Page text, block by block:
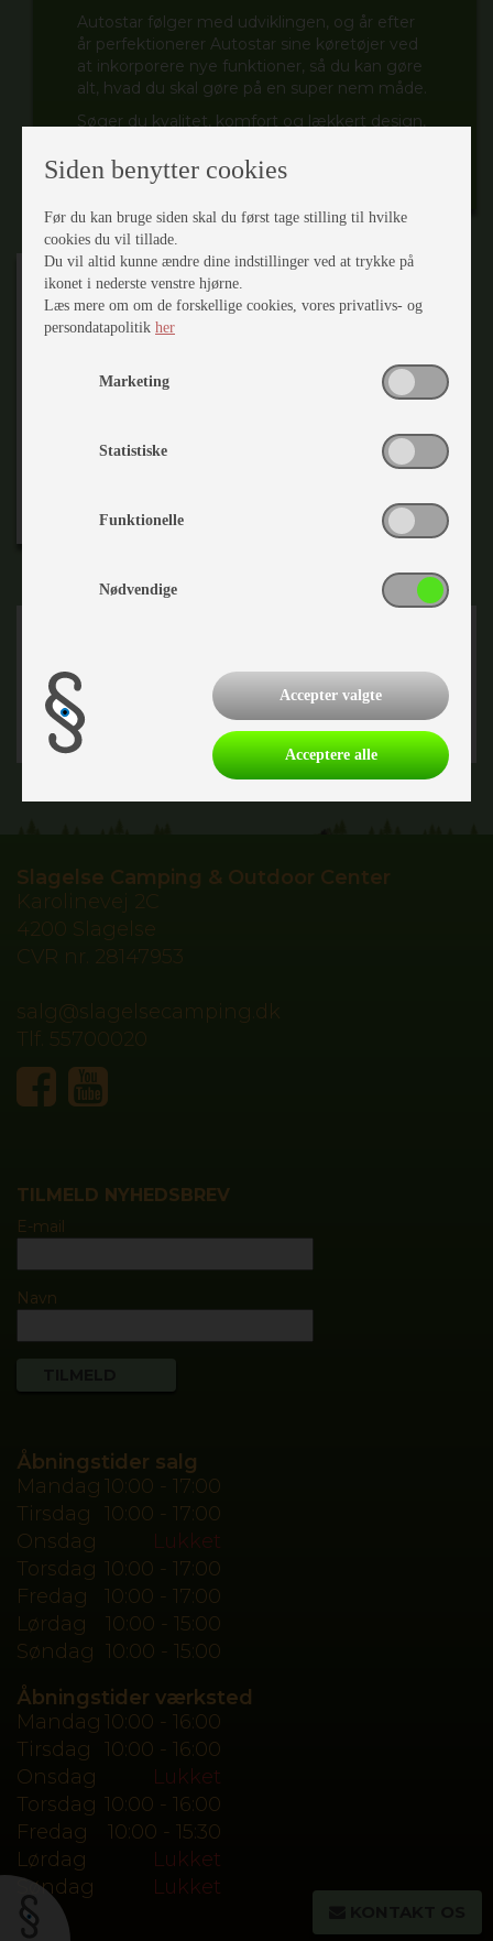
Autostar følger med udviklingen, og år efter
år perfektionerer Autostar sine køretøjer ved
at inkorporere nye funktioner, så du kan gøre
alt, hvad du skal gøre på en super nem måde.
Søger du kvalitet, komfort og lækkert design,
Ekstern link
Slagelse Camping & Outdoor Center
Karolinevej 2C
4200 Slagelse
CVR nr. 28147953
salg@slagelsecamping.dk
Tlf. 55700020
TILMELD NYHEDSBREV
E-mail
Navn
Åbningstider salg
Mandag 10:00 - 17:00
Tirsdag
10:00 - 17:00
Onsdag
Lukket
Torsdag 10:00 - 17:00
Fredag
10:00 - 17:00
Lørdag
10:00 - 15:00
Søndag 10:00 - 15:00
Åbningstider værksted
Mandag 10:00 - 16:00
Tirsdag
10:00 - 16:00
Onsdag
Lukket
Torsdag 10:00 - 16:00
Fredag
10:00 - 15:30
Lørdag
Lukket
Søndag
Lukket
Siden benytter cookies
Før du kan bruge siden skal du først tage stilling til hvilke
cookies du vil tillade.
Du vil altid kunne ændre dine indstillinger ved at trykke på
ikonet i nederste venstre hjørne.
Læs mere om om de forskellige cookies, vores privatlivs- og
persondatapolitik her
Marketing
Statistiske
Funktionelle
Nødvendige
Accepter valgte
Acceptere alle